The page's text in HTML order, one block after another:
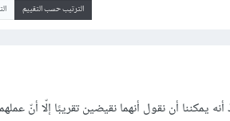
الترتيب حسب التقييم
يمكننا أن نقول أنهما نقيضين تقريبًا إلّا أنّ